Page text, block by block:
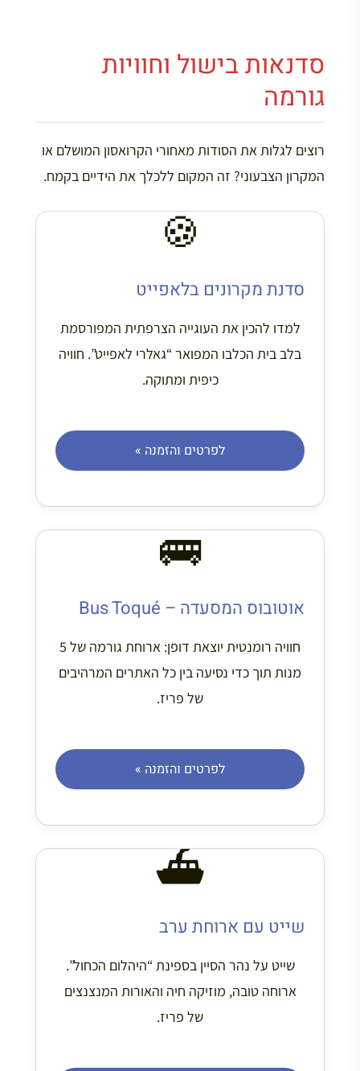
סדנאות בישול וחוויות
גורמה
רוצים לגלות את הסודות מאחורי הקרואסון המושלם או
המקרון הצבעוני? זה המקום ללכלך את הידיים בקמח.
🍪
סדנת מקרונים בלאפייט
למדו להכין את העוגייה הצרפתית המפורסמת
בלב בית הכלבו המפואר “גאלרי לאפייט”. חוויה
כיפית ומתוקה.
לפרטים והזמנה »
🚌
אוטובוס המסעדה – Bus Toqué
חוויה רומנטית יוצאת דופן: ארוחת גורמה של 5
מנות תוך כדי נסיעה בין כל האתרים המרהיבים
של פריז.
לפרטים והזמנה »
⛴️
שייט עם ארוחת ערב
שייט על נהר הסיין בספינת “היהלום הכחול”.
ארוחה טובה, מוזיקה חיה והאורות המנצנצים
של פריז.